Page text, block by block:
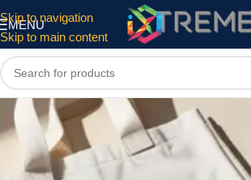
Skip to navigation
Skip to main content
MENU